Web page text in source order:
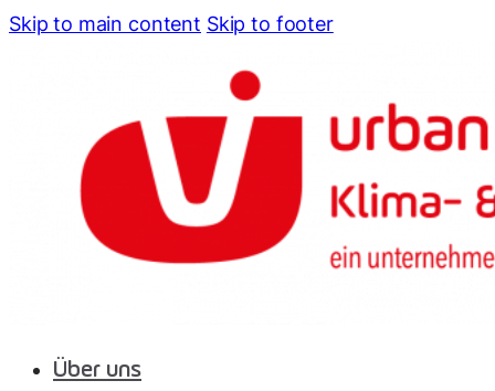
Skip to main content Skip to footer
Über uns